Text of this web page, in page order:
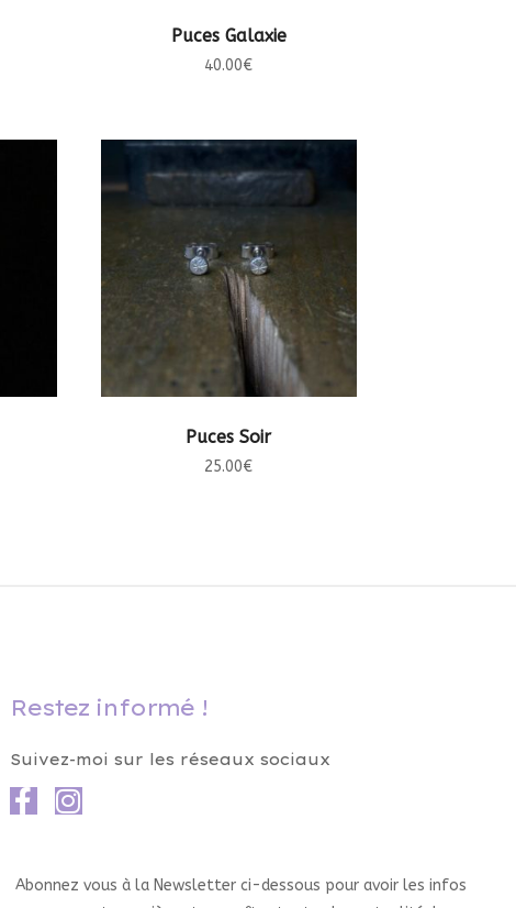
AJOUTER AU PANIER
Puces Galaxie
40.00€
AJOUTER AU PANIER
Puces Soir
25.00€
Restez informé !
Suivez-moi sur les réseaux sociaux
Abonnez vous à la Newsletter ci-dessous pour avoir les infos